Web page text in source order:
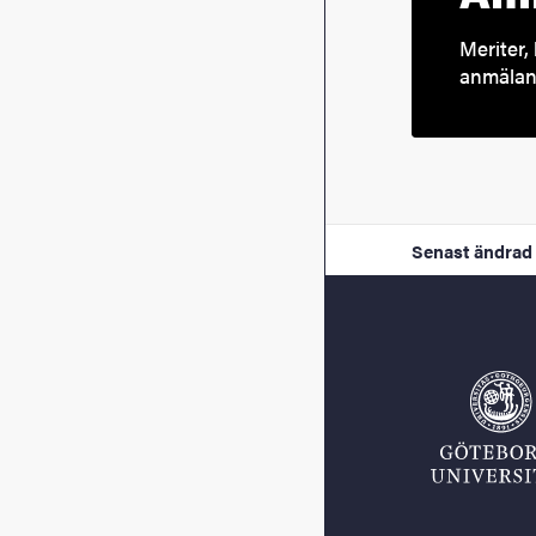
Meriter,
Senast ändrad